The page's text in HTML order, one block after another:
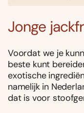
Jonge
Voordat we je
beste kunt
exotische
namelijk in
dat is voor